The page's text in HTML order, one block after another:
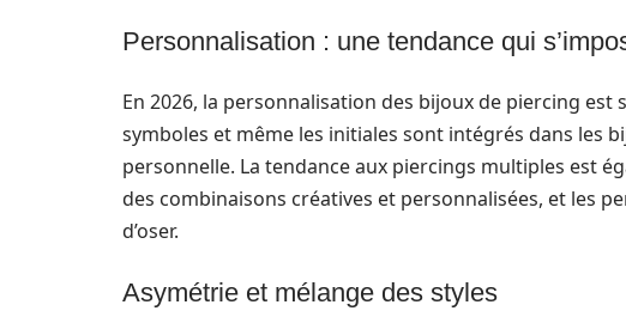
Personnalisation : une tendance qui
En 2026, la personnalisation des bijoux de piercing
symboles et même les initiales sont intégrés dans les
personnelle. La tendance aux piercings multiples est
des combinaisons créatives et personnalisées, et les
d’oser.
Asymétrie et mélange des styles